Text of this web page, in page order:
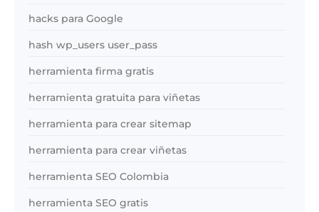
hacks para Google
hash wp_users user_pass
herramienta firma gratis
herramienta gratuita para viñetas
herramienta para crear sitemap
herramienta para crear viñetas
herramienta SEO Colombia
herramienta SEO gratis